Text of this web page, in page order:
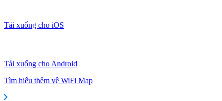
Tải xuống cho iOS
Tải xuống cho Android
Tìm hiểu thêm về WiFi Map